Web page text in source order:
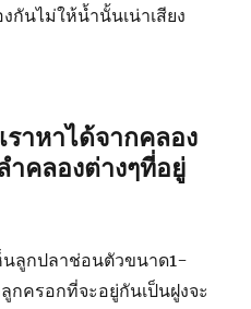
นไม่ให้น้ำนั้นเน่าเสียง
าหาได้จากคลอง
คลองต่างๆที่อยู่
นลูกปลาช่อนตัวขนาด1-
กครอกที่จะอยู่กันเป็นฝูงจะ